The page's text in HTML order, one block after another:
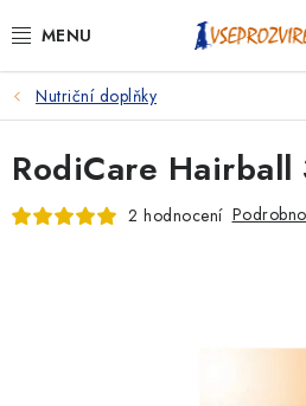
na
PSI
KOČKY
KONĚ
Nutriční doplňky
RodiCare Hairball
2 hodnocení